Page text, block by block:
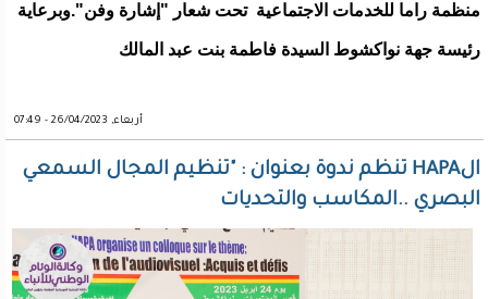
منظمة راما للخدمات الاجتماعية تحت شعار "إشارة وفن".وبرعاية
رئيسة جهة نواكشوط السيدة فاطمة بنت عبد المالك
أربعاء, 26/04/2023 - 07:49
الHAPA تنظم ندوة بعنوان : "تنظيم المجال السمعي
البصري ..المكاسب والتحديات